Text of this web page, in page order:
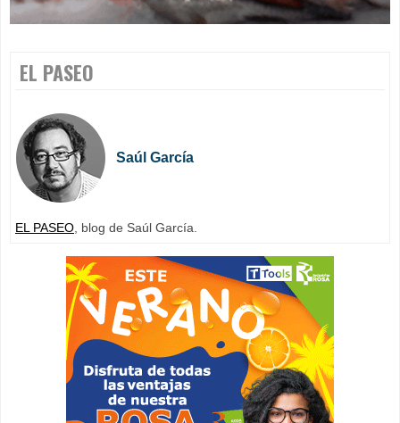
EL PASEO
Saúl García
EL PASEO , blog de Saúl García.